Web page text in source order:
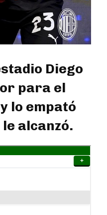
Diego
para el
lo empató
alcanzó.